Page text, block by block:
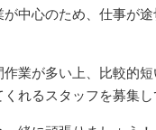
中心のため、仕事が
業が多い上、比較的
れるスタッフを募集し